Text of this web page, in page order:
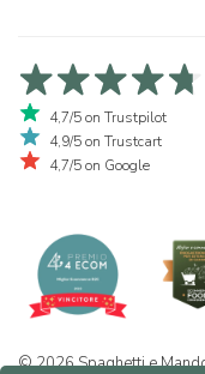
4,7/5 on Trustpilot
4,9/5 on Trustcart
4,7/5 on Google
© 2026 Spaghetti e